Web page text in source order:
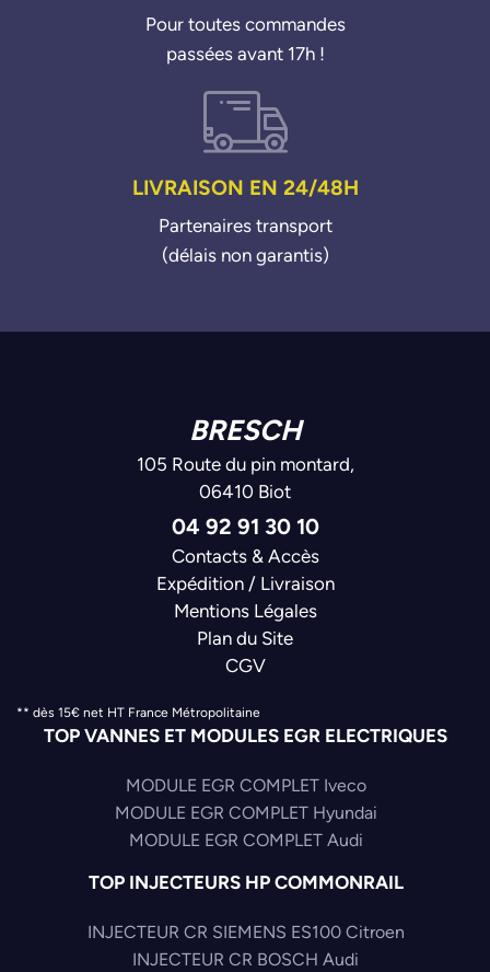
Pour toutes commandes
passées avant 17h !
LIVRAISON EN 24/48H
Partenaires transport
(délais non garantis)
BRESCH
105 Route du pin montard,
06410 Biot
04 92 91 30 10
Contacts & Accès
Expédition / Livraison
Mentions Légales
Plan du Site
CGV
** dès 15€ net HT France Métropolitaine
TOP VANNES ET MODULES EGR ELECTRIQUES
MODULE EGR COMPLET Iveco
MODULE EGR COMPLET Hyundai
MODULE EGR COMPLET Audi
TOP INJECTEURS HP COMMONRAIL
INJECTEUR CR SIEMENS ES100 Citroen
INJECTEUR CR BOSCH Audi